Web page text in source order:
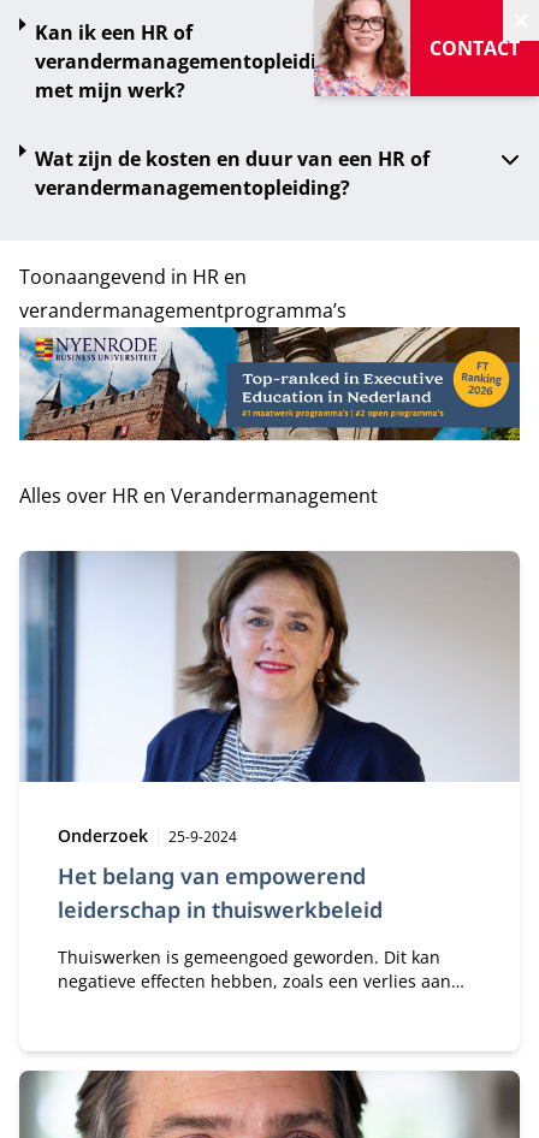
Kan ik een HR of
verandermanagementopleiding combineren
met mijn werk?
Wat zijn de kosten en duur van een HR of
verandermanagementopleiding?
Toonaangevend in HR en
verandermanagementprogramma’s
Alles over HR en Verandermanagement
Het belang van empowerend
leiderschap in thuiswerkbeleid
Type:
Onderzoek Publicatiedatum:
25-9-2024
Thuiswerken is gemeengoed geworden. Dit kan
negatieve effecten hebben, zoals een verlies aan
dat empowered leadership veel belangrijker is.
CONTACT